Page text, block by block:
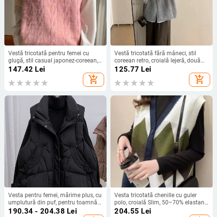
Vestă tricotată pentru femei cu
glugă, stil casual japonez-coreean,
lungime normală 50–65 cm,
147.42 Lei
add_shopping_cart
Vestă tricotată fără mâneci, stil
coreean retro, croială lejeră, două
nasturi, lână de alpaca, pentru
125.77 Lei
add_shopping_cart
Vesta pentru femei, mărime plus, cu
umplutură din puf, pentru toamnă-
iarna, stil coreean
190.34 - 204.38 Lei
Vesta tricotată chenille cu guler
polo, croială Slim, 50–70% elastan,
primăvara 2025
204.55 Lei